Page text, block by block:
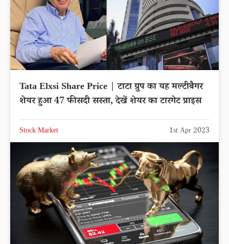
Tata Elxsi Share Price | टाटा ग्रुप का यह मल्टीबैगर
शेयर हुआ 47 फीसदी सस्ता, देखें शेयर का टारगेट प्राइस
Stock Market 1st Apr 2023